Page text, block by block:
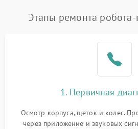
Этапы ремонта
1. Первичная
Осмотр корпуса, щеток и колес.
через приложение и звуковых